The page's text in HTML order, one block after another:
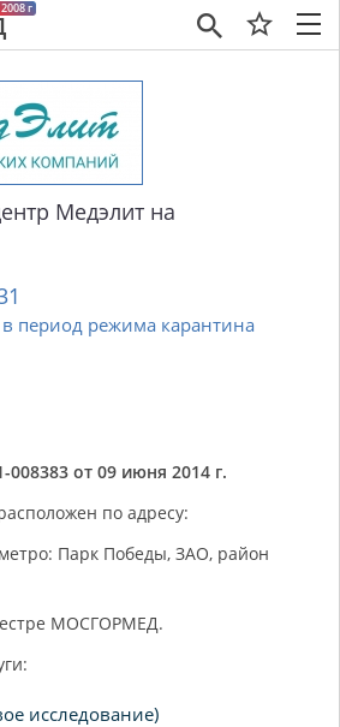
×
г
Медэлит на
период режима карантина
от 09 июня 2014 г.
по адресу:
Парк Победы, ЗАО, район
МОСГОРМЕД.
исследование)